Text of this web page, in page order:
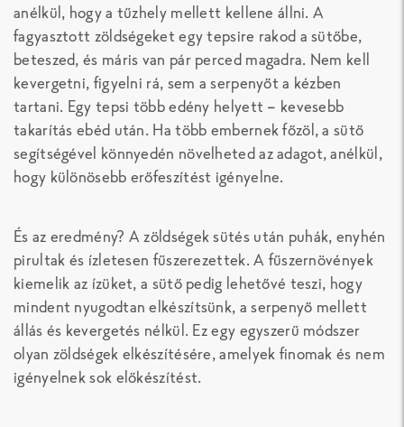
anélkül, hogy a tűzhely mellett kellene állni. A
fagyasztott zöldségeket egy tepsire rakod a sütőbe,
beteszed, és máris van pár perced magadra. Nem kell
kevergetni, figyelni rá, sem a serpenyőt a kézben
tartani. Egy tepsi több edény helyett – kevesebb
takarítás ebéd után. Ha több embernek főzöl, a sütő
segítségével könnyedén növelheted az adagot, anélkül,
hogy különösebb erőfeszítést igényelne.
És az eredmény? A zöldségek sütés után puhák, enyhén
pirultak és ízletesen fűszerezettek. A fűszernövények
kiemelik az ízüket, a sütő pedig lehetővé teszi, hogy
mindent nyugodtan elkészítsünk, a serpenyő mellett
állás és kevergetés nélkül. Ez egy egyszerű módszer
olyan zöldségek elkészítésére, amelyek finomak és nem
igényelnek sok előkészítést.